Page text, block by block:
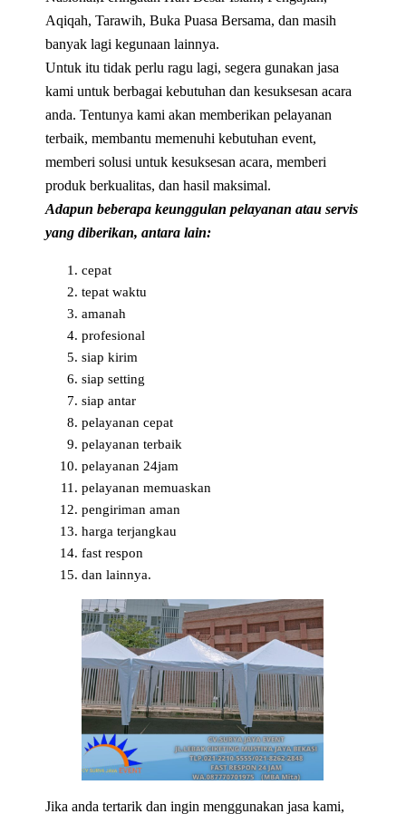
Aqiqah, Tarawih, Buka Puasa Bersama, dan masih
banyak lagi kegunaan lainnya.
Untuk itu tidak perlu ragu lagi, segera gunakan jasa
kami untuk berbagai kebutuhan dan kesuksesan acara
anda. Tentunya kami akan memberikan pelayanan
terbaik, membantu memenuhi kebutuhan event,
memberi solusi untuk kesuksesan acara, memberi
produk berkualitas, dan hasil maksimal.
Adapun beberapa keunggulan pelayanan atau servis
yang diberikan, antara lain:
cepat
tepat waktu
amanah
profesional
siap kirim
siap setting
siap antar
pelayanan cepat
pelayanan terbaik
pelayanan 24jam
pelayanan memuaskan
pengiriman aman
harga terjangkau
fast respon
dan lainnya.
Jika anda tertarik dan ingin menggunakan jasa kami,